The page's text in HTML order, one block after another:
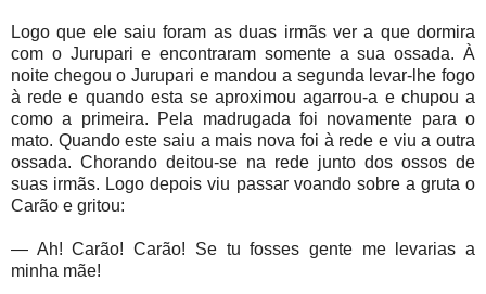
Logo que ele saiu foram as duas irmãs ver a que dormira
com o Jurupari e encontraram somente a sua ossada. À
noite chegou o Jurupari e mandou a segunda levar-lhe fogo
à rede e quando esta se aproximou agarrou-a e chupou a
como a primeira. Pela madrugada foi novamente para o
mato. Quando este saiu a mais nova foi à rede e viu a outra
ossada. Chorando deitou-se na rede junto dos ossos de
suas irmãs. Logo depois viu passar voando sobre a gruta o
Carão e gritou:
— Ah! Carão! Carão! Se tu fosses gente me levarias a
minha mãe!